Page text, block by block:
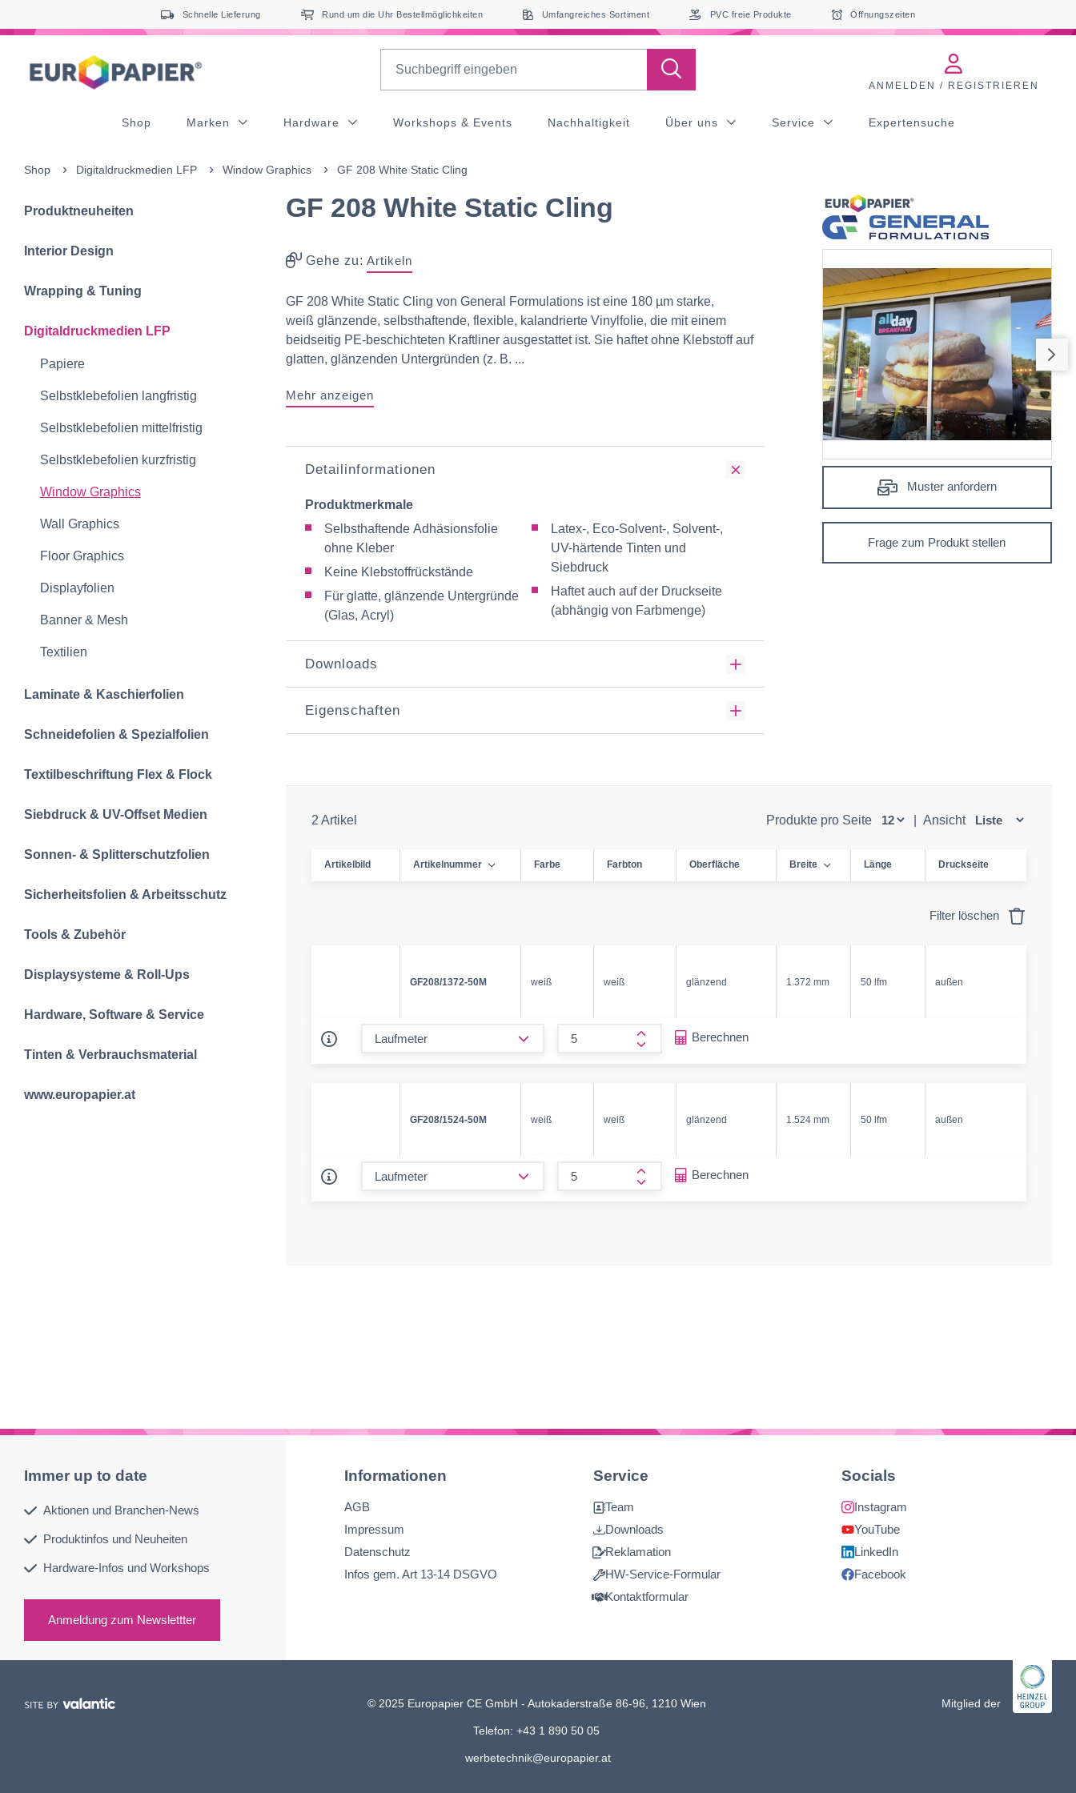
Schnelle Lieferung Rund um die Uhr Bestellmöglichkeiten Umfangreiches Sortiment PVC freie Produkte Öffnungszeiten
ANMELDEN / REGISTRIEREN
Shop Marken Hardware Workshops & Events Nachhaltigkeit Über uns Service Expertensuche
Shop Digitaldruckmedien LFP Window Graphics GF 208 White Static Cling
Produktneuheiten
Interior Design
Wrapping & Tuning
Digitaldruckmedien LFP
Papiere
Selbstklebefolien langfristig
Selbstklebefolien mittelfristig
Selbstklebefolien kurzfristig
Window Graphics
Wall Graphics
Floor Graphics
Displayfolien
Banner & Mesh
Textilien
Laminate & Kaschierfolien
Schneidefolien &‍ Spezialfolien
Textilbeschriftun‍g‍ Flex & Flock
Siebdruck & UV-Offset Medien
Sonnen- & Splitterschutzfolien
Sicherheitsfolien & Arbeitsschutz
Tools & Zubehör
Displaysysteme & Roll-Ups
Hardware, Software & Service
Tinten & Verbrauchsmaterial
www.europapier.at
GF 208 White Static Cling
Gehe zu: Artikeln
GF 208 White Static Cling von General Formulations ist eine 180 µm starke,
weiß glänzende, selbsthaftende, flexible, kalandrierte Vinylfolie, die mit einem
beidseitig PE-beschichteten Kraftliner ausgestattet ist. Sie haftet ohne Klebstoff auf
glatten, glänzenden Untergründen (z. B. ...
Mehr anzeigen
Detailinformationen
Produktmerkmale
Selbsthaftende Adhäsionsfolie
ohne Kleber
Keine Klebstoffrückstände
Für glatte, glänzende Untergründe
(Glas, Acryl)
Latex-, Eco-Solvent-, Solvent-,
UV-härtende Tinten und
Siebdruck
Haftet auch auf der Druckseite
(abhängig von Farbmenge)
Downloads
Eigenschaften
Muster anfordern
Frage zum Produkt stellen
2 Artikel Produkte pro Seite Ansicht
Artikelbild Artikelnummer Farbe Farbton Oberfläche Breite Länge Druckseite
Filter löschen
GF208/1372-50M weiß weiß glänzend 1.372 mm 50 lfm außen
form.increase-amount
Berechnen
GF208/1524-50M weiß weiß glänzend 1.524 mm 50 lfm außen
form.increase-amount
Berechnen
Immer up to date
Aktionen und Branchen-News
Produktinfos und Neuheiten
Hardware-Infos und Workshops
Anmeldung zum Newslettter
Informationen
AGB
Impressum
Datenschutz
Infos gem. Art 13-14 DSGVO
Service
Team
Downloads
Reklamation
HW-Service-Formular
Kontaktformular
Socials
Instagram
YouTube
LinkedIn
Facebook
© 2025 Europapier CE GmbH - Autokaderstraße 86-96, 1210 Wien
Telefon: +43 1 890 50 05
werbetechnik@europapier.at
Mitglied der